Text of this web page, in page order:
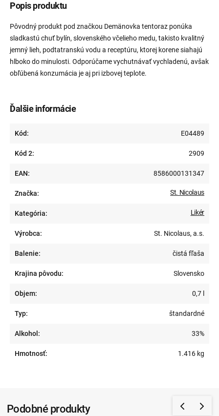
Ďalšie informácie
Kód: E04489
Kód 2: 2909
EAN: 8586000131347
Značka: St. Nicolaus
Kategória: Likér
Výrobca: St. Nicolaus, a.s.
Balenie: čistá fľaša
Krajina pôvodu: Slovensko
Objem: 0,7 l
Typ: štandardné
Alkohol: 33%
Hmotnosť: 1.416 kg
Popis produktu
Pôvodný produkt pod značkou Demänovka tentoraz ponúka
sladkastú chuť bylín, slovenského včelieho medu, takisto kvalitný
jemný lieh, podtatranskú vodu a receptúru, ktorej korene siahajú
hlboko do minulosti. Odporúčame vychutnávať vychladenú, avšak
obľúbená konzumácia je aj pri izbovej teplote.
Podobné produkty